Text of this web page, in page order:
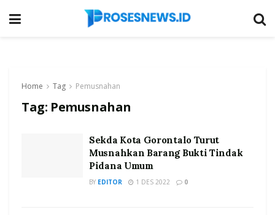
Home Tag Pemusnahan
Tag: Pemusnahan
Sekda Kota Gorontalo Turut
Musnahkan Barang Bukti Tindak
Pidana Umum
BY EDITOR 1 DES 2022 0